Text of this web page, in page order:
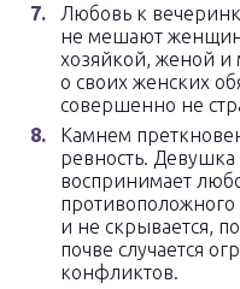
Любовь к
не мешают
хозяйкой, женой и
о своих женских
совершенно не
Камнем
ревность.
воспринимает
противоположного
и не скрывается,
почве случается
конфликтов.